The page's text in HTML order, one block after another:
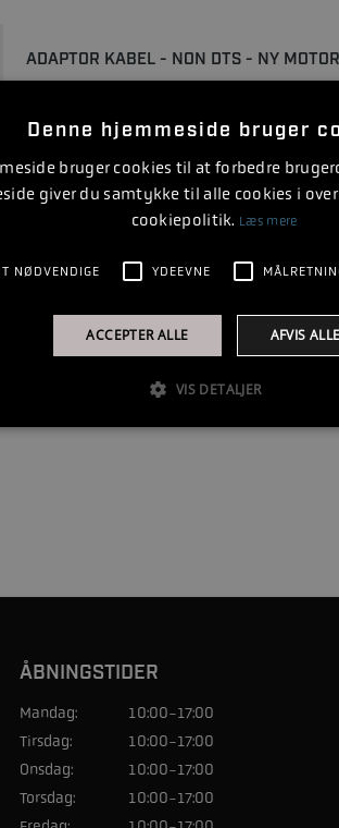
ADAPTOR KABEL - NON DTS - NY
1
ÅBNINGSTIDER
Mandag:
10:00-17:00
Tirsdag:
10:00-17:00
Onsdag:
10:00-17:00
Torsdag:
10:00-17:00
Denne hjemmeside bruger
bruger cookies til at forbedre
giver du samtykke til alle cookies i
cookiepolitik. Læs mere
NØDVENDIGE YDEEVNE
ACCEPTER ALLE AFVIS ALLE
VIS DETALJER